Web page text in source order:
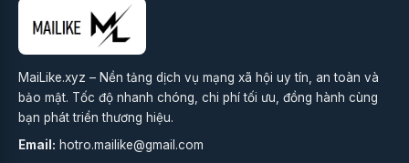
MaiLike.xyz – Nền tảng dịch vụ mạng xã hội uy tín, an toàn và
bảo mật. Tốc độ nhanh chóng, chi phí tối ưu, đồng hành cùng
bạn phát triển thương hiệu.
Email: hotro.mailike@gmail.com